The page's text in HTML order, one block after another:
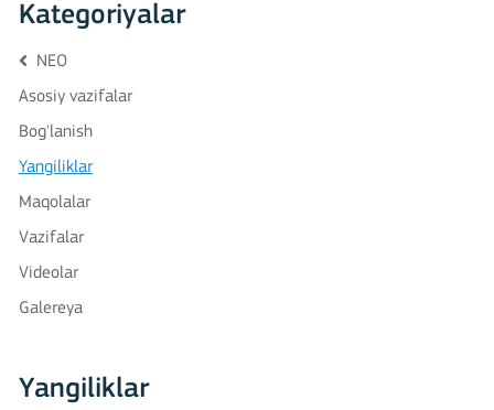
Kategoriyalar
NEO
Asosiy vazifalar
Bog'lanish
Yangiliklar
Maqolalar
Vazifalar
Videolar
Galereya
Yangiliklar